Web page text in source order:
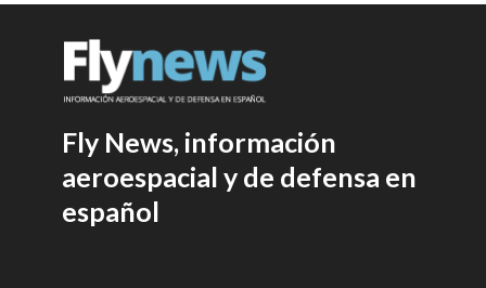
Fly News, información
aeroespacial y de defensa en
español